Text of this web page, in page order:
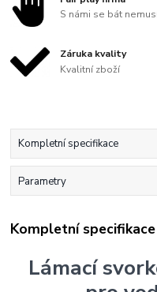
S námi se bát
Záruka kvality
Kvalitní zboží
Kompletní specifikace
Parametry
Kompletní specifikace
Lámací